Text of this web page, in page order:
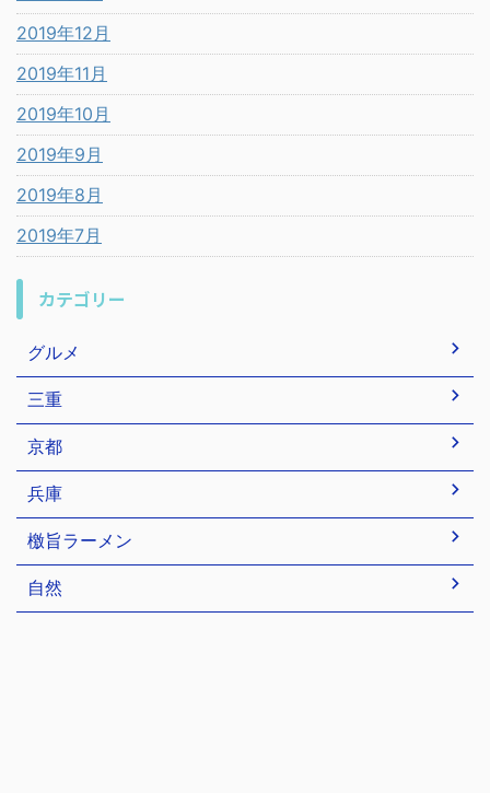
2019年12月
2019年11月
2019年10月
2019年9月
2019年8月
2019年7月
カテゴリー
グルメ
三重
京都
兵庫
檄旨ラーメン
自然